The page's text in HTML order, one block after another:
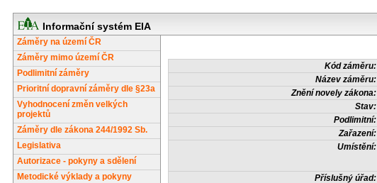
Informační systém EIA
Záměry na území ČR
Záměry mimo území ČR
Podlimitní záměry
Prioritní dopravní záměry dle §23a
Vyhodnocení změn velkých
projektů
Záměry dle zákona 244/1992 Sb.
Legislativa
Autorizace - pokyny a sdělení
Metodické výklady a pokyny
Kód záměru:
Název záměru:
Znění novely zákona:
Stav:
Podlimitní:
Zařazení:
Umístění:
Příslušný úřad: